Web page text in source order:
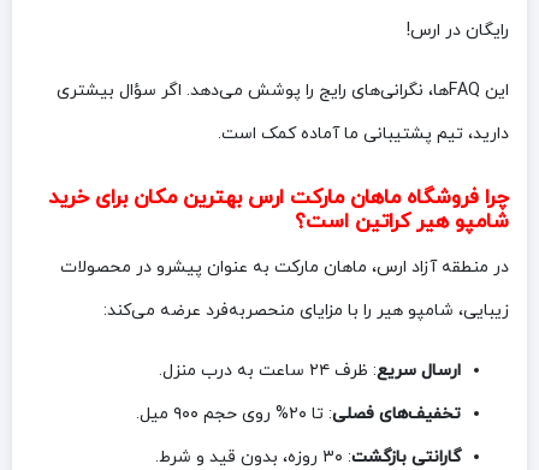
رایگان در ارس!
این FAQها، نگرانی‌های رایج را پوشش می‌دهد. اگر سؤال بیشتری
دارید، تیم پشتیبانی ما آماده کمک است.
چرا فروشگاه ماهان مارکت ارس بهترین مکان برای خرید
شامپو هیر کراتین است؟
در منطقه آزاد ارس، ماهان مارکت به عنوان پیشرو در محصولات
زیبایی، شامپو هیر را با مزایای منحصربه‌فرد عرضه می‌کند:
ارسال سریع: ظرف ۲۴ ساعت به درب منزل.
تخفیف‌های فصلی: تا ۲۰% روی حجم ۹۰۰ میل.
گارانتی بازگشت: ۳۰ روزه، بدون قید و شرط.